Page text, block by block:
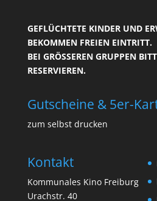
GEFLÜCHTETE KINDER UND
BEKOMMEN FREIEN EINTRITT.
BEI GRÖSSEREN GRUPPEN
ESERVIEREN.
Gutscheine & 5er-
zum selbst drucken
Kontakt
Kommunales Kino Freiburg
Urachstr. 40